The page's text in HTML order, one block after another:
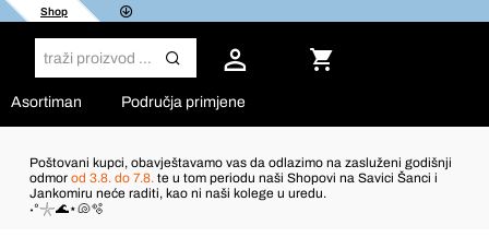
Shop
Asortiman Područja primjene
Poštovani kupci, obavještavamo vas da odlazimo na zasluženi godišnji
odmor od 3.8. do 7.8. te u tom periodu naši Shopovi na Savici Šanci i
Jankomiru neće raditi, kao ni naši kolege u uredu.
˖°𓇼🌊⋆🐚🫧